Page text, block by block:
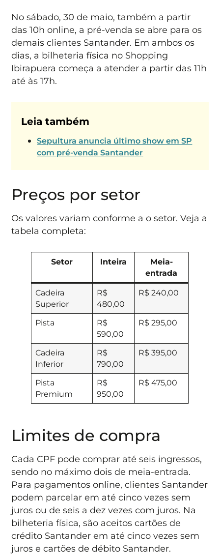
No sábado, 30 de maio, também a partir
das 10h online, a pré-venda se abre para os
demais clientes Santander. Em ambos os
dias, a bilheteria física no Shopping
Ibirapuera começa a atender a partir das 11h
até às 17h.
Leia também
Sepultura anuncia último show em SP
com pré-venda Santander
Preços por setor
Os valores variam conforme a o setor. Veja a
tabela completa:
Setor Inteira
Meia-
entrada
Cadeira
Superior
R$
480,00
R$ 240,00
Pista
R$
590,00
R$ 295,00
Cadeira
Inferior
R$
790,00
R$ 395,00
Pista
Premium
R$
950,00
R$ 475,00
Limites de compra
Cada CPF pode comprar até seis ingressos,
sendo no máximo dois de meia-entrada.
Para pagamentos online, clientes Santander
podem parcelar em até cinco vezes sem
juros ou de seis a dez vezes com juros. Na
bilheteria física, são aceitos cartões de
crédito Santander em até cinco vezes sem
juros e cartões de débito Santander.